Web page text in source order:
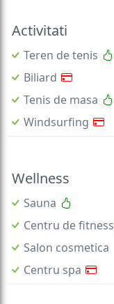
Activitati
Teren de tenis
Biliard
Tenis de masa
Windsurfing
Wellness
Sauna
Centru de fitness
Salon cosmetica
Centru spa